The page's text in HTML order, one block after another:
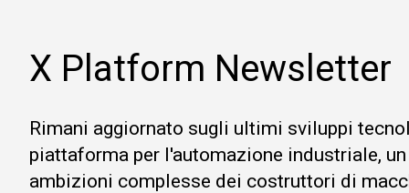
X Platform Newsletter
Rimani aggiornato sugli ultimi sviluppi
piattaforma per l'automazione industriale,
ambizioni complesse dei costruttori di